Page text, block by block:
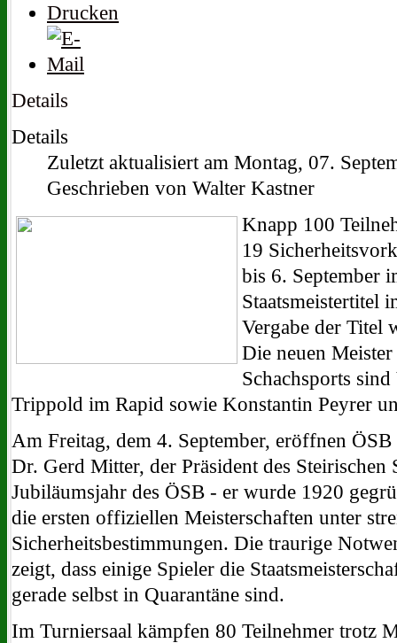
Details
Details
Zuletzt aktualisiert am Montag, 07.
Geschrieben von Walter Kastner
Knapp 100
19
bis 6. September
Staatsmeistertitel
Vergabe der Titel
Die neuen
Schachsports
Trippold im Rapid sowie Konstantin Peyrer
Am Freitag, dem 4. September, eröffnen
Dr. Gerd Mitter, der Präsident des Steirischen
Jubiläumsjahr des ÖSB - er wurde 1920
die ersten offiziellen Meisterschaften unter
Sicherheitsbestimmungen. Die traurige
zeigt, dass einige Spieler die
gerade selbst in Quarantäne sind.
Im Turniersaal kämpfen 80 Teilnehmer trotz